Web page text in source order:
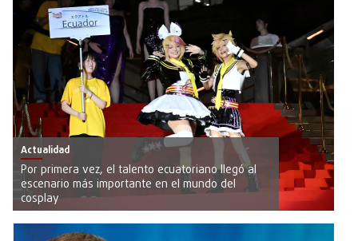
Actualidad
Por primera vez, el talento ecuatoriano llegó al
escenario más importante en el mundo del
cosplay